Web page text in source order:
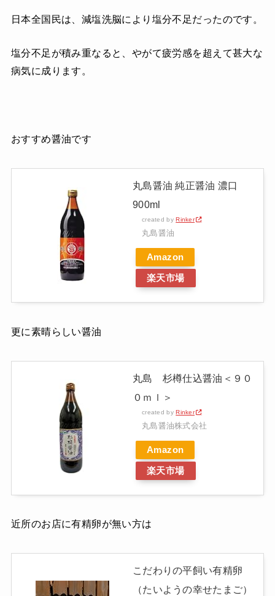
日本全国民は、減塩洗脳により塩分不足だったのです。
塩分不足が積み重なると、やがて疲労感を超えて甚大な
病気に成ります。
おすすめ醤油です
丸島醤油 純正醤油 濃口
900ml
created byRinker
丸島醤油
Amazon
楽天市場
更に素晴らしい醤油
丸島 杉樽仕込醤油＜９０
０ｍｌ＞
created byRinker
丸島醤油株式会社
Amazon
楽天市場
近所のお店に有精卵が無い方は
こだわりの平飼い有精卵
（たいようの幸せたまご）